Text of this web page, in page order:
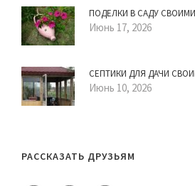
ПОДЕЛКИ В САДУ
Июнь 17, 2026
СЕПТИКИ ДЛЯ ДАЧИ
Июнь 10, 2026
РАССКАЗАТЬ ДРУЗЬЯМ